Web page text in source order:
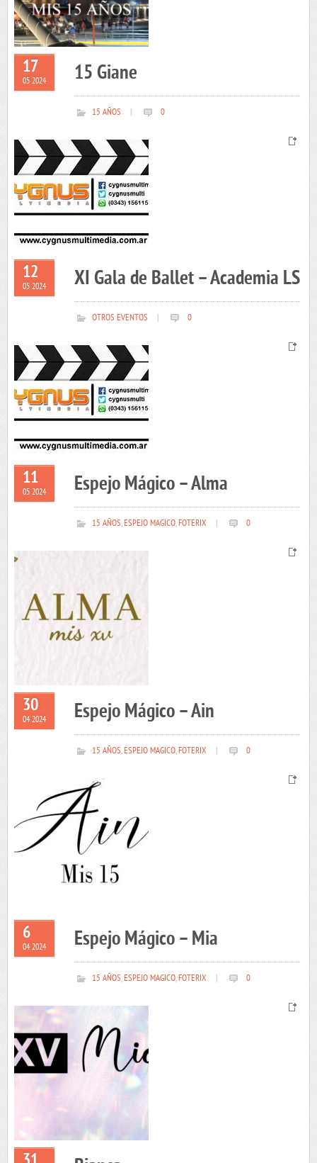
17
05 2024 15 Giane
15 AÑOS 0
12
05 2024 XI Gala de Ballet – Academia LS
OTROS EVENTOS 0
11
05 2024 Espejo Mágico – Alma
15 AÑOS,ESPEJO MAGICO,FOTERIX 0
30
04 2024 Espejo Mágico – Ain
15 AÑOS,ESPEJO MAGICO,FOTERIX 0
6
04 2024 Espejo Mágico – Mia
15 AÑOS,ESPEJO MAGICO,FOTERIX 0